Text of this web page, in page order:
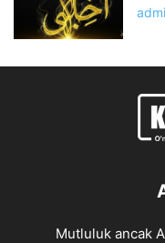
Mutluluk ancak